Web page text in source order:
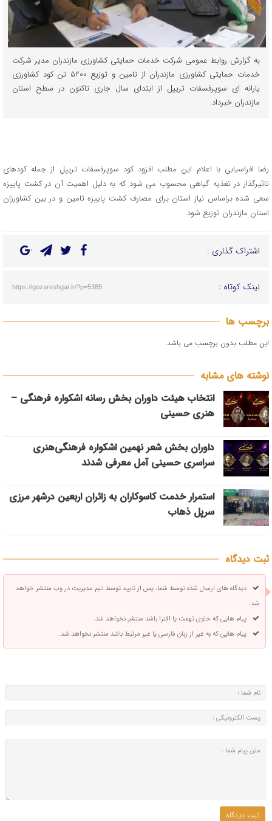
به گزارش روابط عمومی شرکت خدمات حمایتی کشاورزی مازندران مدیر شرکت
خدمات حمایتی کشاورزی مازندران از تامین و توزیع 5200 تن کود کشاورزی
یارانه ای سوپرفسفات تریپل از ابتدای سال جاری تاکنون در سطح استان
مازندران خبرداد.
رضا افراسیابی با اعلام این مطلب افزود کود سوپرفسفات تریپل از جمله کودهای
تاثیرگذار در تغذیه گیاهی محسوب می شود که به دلیل اهمیت آن در کشت پاییزه
سعی شده براساس نیاز استان برای مصارف کشت پاییزه تامین و در بین کشاورزان
استان مازندران توزیع شود.
اشتراک گذاری :
لینک کوتاه : https://gozareshgar.ir/?p=5385
برچسب ها
این مطلب بدون برچسب می باشد.
نوشته های مشابه
انتخاب هیئت داوران بخش رسانه اشکواره فرهنگی‌ –
هنری حسینی
داوران بخش شعر نهمین اشکواره فرهنگی‌هنری
سراسری حسینی آمل معرفی شدند
استمرار خدمت کاسوکاران به زائران اربعین درشهر مرزی
سرپل ذهاب
ثبت دیدگاه
دیدگاه های ارسال شده توسط شما، پس از تایید توسط تیم مدیریت در وب منتشر خواهد
شد.
پیام هایی که حاوی تهمت یا افترا باشد منتشر نخواهد شد.
پیام هایی که به غیر از زبان فارسی یا غیر مرتبط باشد منتشر نخواهد شد.